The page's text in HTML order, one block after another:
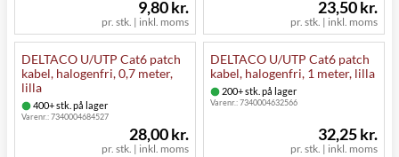
pr. stk. | inkl. moms
9,80 kr.
pr. stk. | inkl. moms
23,50 kr.
DELTACO U/UTP Cat6 patch
kabel, halogenfri, 0,7 meter,
lilla
400+ stk. på lager
Varenr.:7340004684527
pr. stk. | inkl. moms
28,00 kr.
DELTACO U/UTP Cat6 patch
kabel, halogenfri, 1 meter, lilla
200+ stk. på lager
Varenr.:7340004632566
pr. stk. | inkl. moms
32,25 kr.